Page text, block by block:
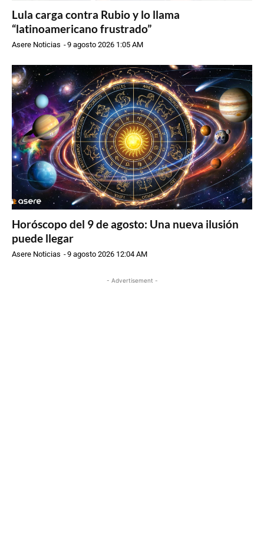
Lula carga contra Rubio y lo llama
“latinoamericano frustrado”
Asere Noticias -9 agosto 2026 1:05 AM
Horóscopo del 9 de agosto: Una nueva ilusión
puede llegar
Asere Noticias -9 agosto 2026 12:04 AM
- Advertisement -